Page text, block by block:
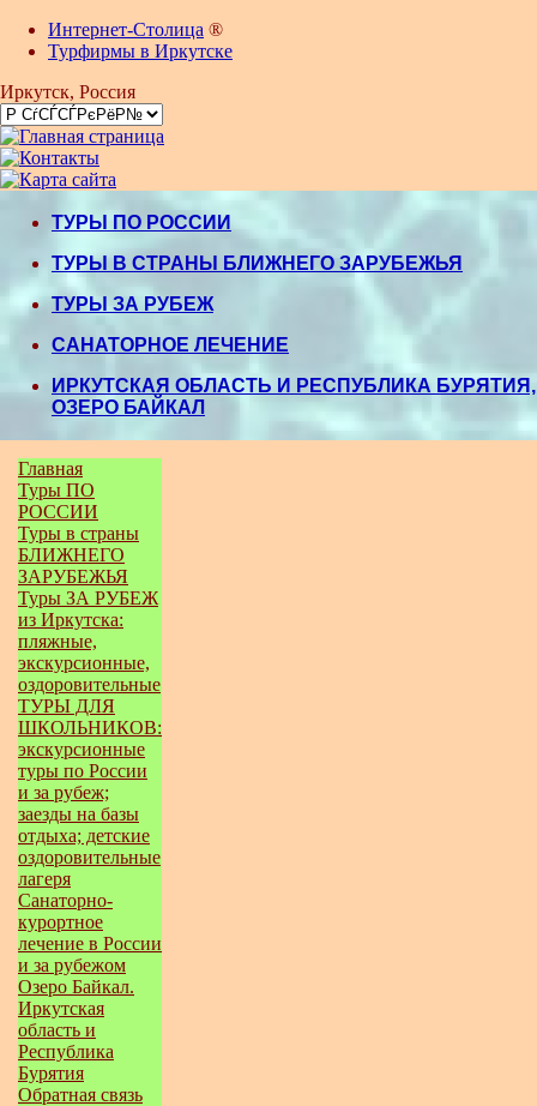
Интернет-Столица ®
Турфирмы в Иркутске
Иркутск, Россия
ТУРЫ ПО РОССИИ
ТУРЫ В СТРАНЫ БЛИЖНЕГО ЗАРУБЕЖЬЯ
ТУРЫ ЗА РУБЕЖ
САНАТОРНОЕ ЛЕЧЕНИЕ
ИРКУТСКАЯ ОБЛАСТЬ И РЕСПУБЛИКА БУРЯТИЯ,
ОЗЕРО БАЙКАЛ
Главная
Туры ПО
РОССИИ
Туры в страны
БЛИЖНЕГО
ЗАРУБЕЖЬЯ
Туры ЗА РУБЕЖ
из Иркутска:
пляжные,
экскурсионные,
оздоровительные
ТУРЫ ДЛЯ
ШКОЛЬНИКОВ:
экскурсионные
туры по России
и за рубеж;
заезды на базы
отдыха; детские
оздоровительные
лагеря
Санаторно-
курортное
лечение в России
и за рубежом
Озеро Байкал.
Иркутская
область и
Республика
Бурятия
Обратная связь